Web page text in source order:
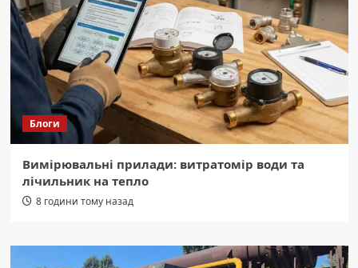
Блоги
Вимірювальні прилади: витратомір води та
лічильник на тепло
8 години тому назад